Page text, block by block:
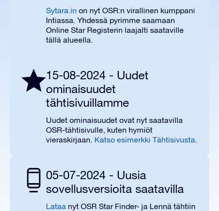
Sytara.in on nyt OSR:n virallinen kumppani
Intiassa. Yhdessä pyrimme saamaan
Online Star Registerin laajalti saataville
tällä alueella.
15-08-2024 - Uudet
ominaisuudet
tähtisivuillamme
Uudet ominaisuudet ovat nyt saatavilla
OSR-tähtisivulle, kuten hymiöt
vieraskirjaan. Katso esimerkki Tähtisivusta.
05-07-2024 - Uusia
sovellusversioita saatavilla
Lataa nyt OSR Star Finder- ja Lennä tähtiin